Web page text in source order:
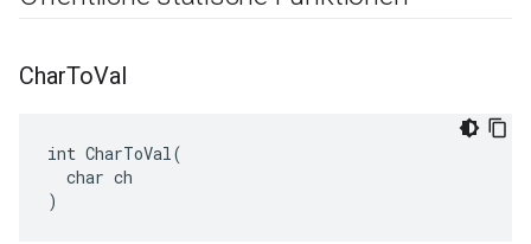
CharToVal
int CharToVal(
  char ch
)